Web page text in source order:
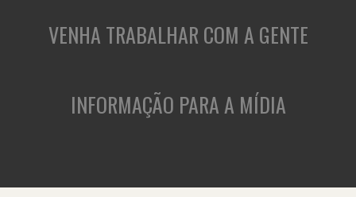
VENHA TRABALHAR COM A GENTE
INFORMAÇÃO PARA A MÍDIA